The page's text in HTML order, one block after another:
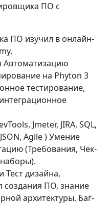
ПО с
ПО изучил в онлайн-
Автоматизацию
на Phyton 3
тестирование,
Jmeter, JIRA, SQL,
Agile ) Умение
(Требования, Чек-
Тест дизайна,
создания ПО, знание
архитектуры, Баг-